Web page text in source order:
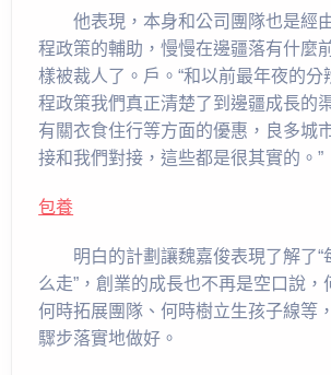
他表現，本身和公司團隊也是經
程政策的輔助，慢慢在邊疆落有什麼
樣被裁人了。戶。“和以前最年夜的分
程政策我們真正清楚了到邊疆成長的
有關衣食住行等方面的優惠，良多城
接和我們對接，這些都是很其實的。”
包養
明白的計劃讓魏嘉俊表現了解了“
么走”，創業的成長也不再是空口說，
何時拓展團隊、何時樹立生孩子線等
驟步落實地做好。